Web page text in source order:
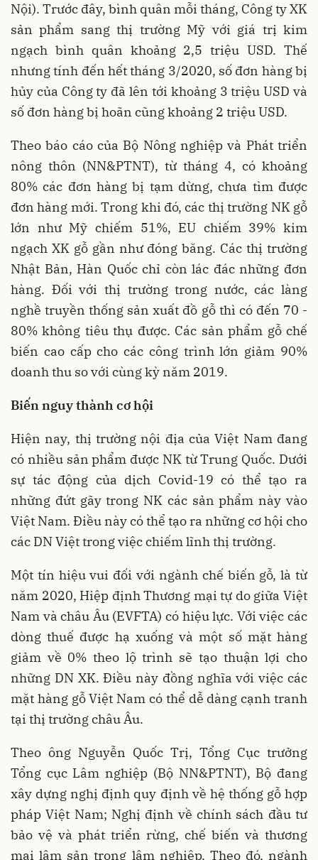
Nội). Trước đây, bình quân mỗi tháng, Công ty XK
sản phẩm sang thị trường Mỹ với giá trị kim
ngạch bình quân khoảng 2,5 triệu USD. Thế
nhưng tính đến hết tháng 3/2020, số đơn hàng bị
hủy của Công ty đã lên tới khoảng 3 triệu USD và
số đơn hàng bị hoãn cũng khoảng 2 triệu USD.
Theo báo cáo của Bộ Nông nghiệp và Phát triển
nông thôn (NN&PTNT), từ tháng 4, có khoảng
80% các đơn hàng bị tạm dừng, chưa tìm được
đơn hàng mới. Trong khi đó, các thị trường NK gỗ
lớn như Mỹ chiếm 51%, EU chiếm 39% kim
ngạch XK gỗ gần như đóng băng. Các thị trường
Nhật Bản, Hàn Quốc chỉ còn lác đác những đơn
hàng. Đối với thị trường trong nước, các làng
nghề truyền thống sản xuất đồ gỗ thì có đến 70 -
80% không tiêu thụ được. Các sản phẩm gỗ chế
biến cao cấp cho các công trình lớn giảm 90%
doanh thu so với cùng kỳ năm 2019.
Biến nguy thành cơ hội
Hiện nay, thị trường nội địa của Việt Nam đang
có nhiều sản phẩm được NK từ Trung Quốc. Dưới
sự tác động của dịch Covid-19 có thể tạo ra
những đứt gãy trong NK các sản phẩm này vào
Việt Nam. Điều này có thể tạo ra những cơ hội cho
các DN Việt trong việc chiếm lĩnh thị trường.
Một tín hiệu vui đối với ngành chế biến gỗ, là từ
năm 2020, Hiệp định Thương mại tự do giữa Việt
Nam và châu Âu (EVFTA) có hiệu lực. Với việc các
dòng thuế được hạ xuống và một số mặt hàng
giảm về 0% theo lộ trình sẽ tạo thuận lợi cho
những DN XK. Điều này đồng nghĩa với việc các
mặt hàng gỗ Việt Nam có thể dễ dàng cạnh tranh
tại thị trường châu Âu.
Theo ông Nguyễn Quốc Trị, Tổng Cục trưởng
Tổng cục Lâm nghiệp (Bộ NN&PTNT), Bộ đang
xây dựng nghị định quy định về hệ thống gỗ hợp
pháp Việt Nam; Nghị định về chính sách đầu tư
bảo vệ và phát triển rừng, chế biến và thương
mại lâm sản trong lâm nghiệp. Theo đó, ngành